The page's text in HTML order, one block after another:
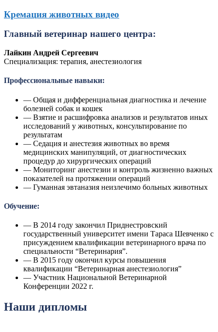
Кремация животных видео
Главный ветеринар нашего центра:
Лайкин Андрей Сергеевич
Специализация: терапия, анестезиология
Профессиональные навыки:
— Общая и дифференциальная диагностика и лечение
болезней собак и кошек
— Взятие и расшифровка анализов и результатов иных
исследований у животных, консультирование по
результатам
— Седация и анестезия животных во время
медицинских манипуляций, от диагностических
процедур до хирургических операций
— Мониторинг анестезии и контроль жизненно важных
показателей на протяжении операций
— Гуманная эвтаназия неизлечимо больных животных
Обучение:
— В 2014 году закончил Приднестровский
государственный университет имени Тараса Шевченко с
присуждением квалификации ветеринарного врача по
специальности “Ветеринария”.
— В 2015 году окончил курсы повышения
квалификации “Ветеринарная анестезиология”
— Участник Национальной Ветеринарной
Конференции 2022 г.
Наши дипломы